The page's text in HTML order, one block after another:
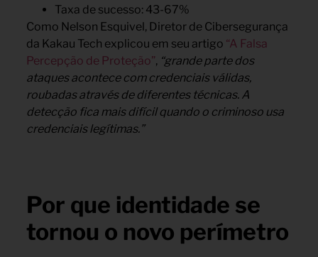
Taxa de sucesso: 43-67%
Como Nelson Esquivel, Diretor de Cibersegurança
da Kakau Tech explicou em seu artigo “A Falsa
Percepção de Proteção”, “grande parte dos
ataques acontece com credenciais válidas,
roubadas através de diferentes técnicas. A
detecção fica mais difícil quando o criminoso usa
credenciais legítimas.”
Por que identidade se
tornou o novo perímetro